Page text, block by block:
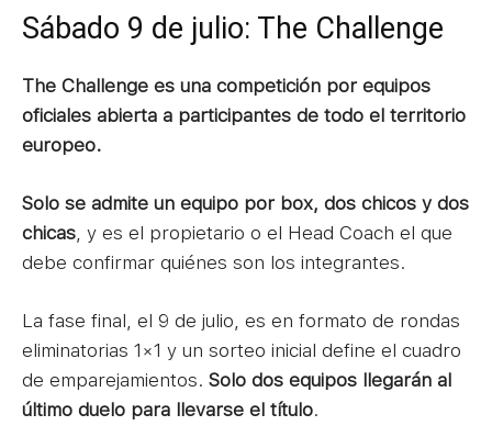
Sábado 9 de julio: The Challenge
The Challenge es una competición por equipos
oficiales abierta a participantes de todo el territorio
europeo.
Solo se admite un equipo por box, dos chicos y dos
chicas , y es el propietario o el Head Coach el que
debe confirmar quiénes son los integrantes.
La fase final, el 9 de julio, es en formato de rondas
eliminatorias 1×1 y un sorteo inicial define el cuadro
de emparejamientos. Solo dos equipos llegarán al
último duelo para llevarse el título.